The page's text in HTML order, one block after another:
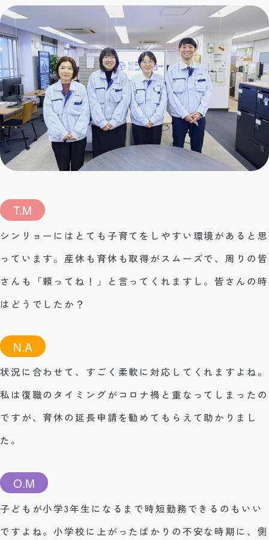
T.M
シンリョーにはとても子育てをしやすい環境があると思
っています。産休も育休も取得がスムーズで、周りの皆
さんも「頼ってね！」と言ってくれますし。皆さんの時
はどうでしたか？
N.A
状況に合わせて、すごく柔軟に対応してくれますよね。
私は復職のタイミングがコロナ禍と重なってしまったの
ですが、育休の延長申請を勧めてもらえて助かりまし
た。
O.M
子どもが小学3年生になるまで時短勤務できるのもいい
ですよね。小学校に上がったばかりの不安な時期に、側